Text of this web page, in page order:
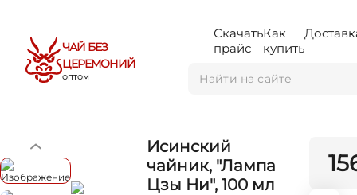
ЧАЙ БЕЗ
ЦЕРЕМОНИЙ
ОПТОМ
Скачать
прайс
Как
купить
Исинский
чайник, "Лампа
Цзы Ни", 100 мл